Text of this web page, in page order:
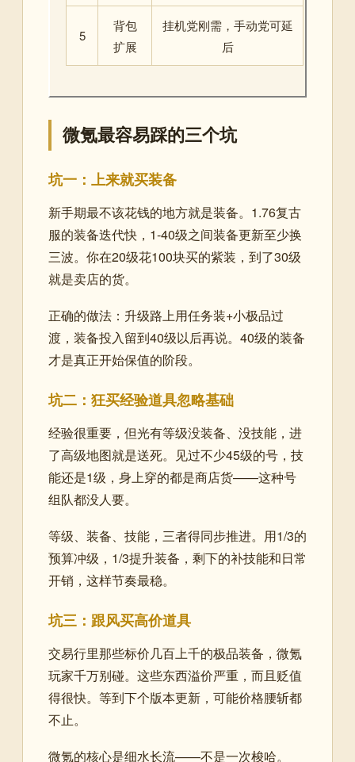
5
背包
扩展
挂机党刚需，手动党可延
后
微氪最容易踩的三个坑
坑一：上来就买装备
新手期最不该花钱的地方就是装备。1.76复古
服的装备迭代快，1-40级之间装备更新至少换
三波。你在20级花100块买的紫装，到了30级
就是卖店的货。
正确的做法：升级路上用任务装+小极品过
渡，装备投入留到40级以后再说。40级的装备
才是真正开始保值的阶段。
坑二：狂买经验道具忽略基础
经验很重要，但光有等级没装备、没技能，进
了高级地图就是送死。见过不少45级的号，技
能还是1级，身上穿的都是商店货——这种号
组队都没人要。
等级、装备、技能，三者得同步推进。用1/3的
预算冲级，1/3提升装备，剩下的补技能和日常
开销，这样节奏最稳。
坑三：跟风买高价道具
交易行里那些标价几百上千的极品装备，微氪
玩家千万别碰。这些东西溢价严重，而且贬值
得很快。等到下个版本更新，可能价格腰斩都
不止。
微氪的核心是细水长流——不是一次梭哈。